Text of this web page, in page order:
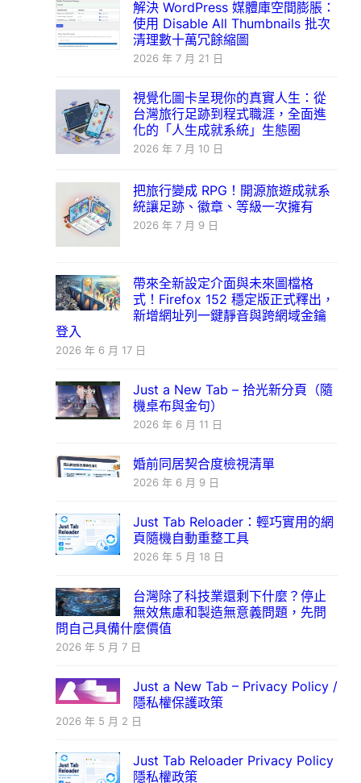
解決 WordPress 媒體庫空間膨脹：
使用 Disable All Thumbnails 批次
清理數十萬冗餘縮圖
2026 年 7 月 21 日
視覺化圖卡呈現你的真實人生：從
台灣旅行足跡到程式職涯，全面進
化的「人生成就系統」生態圈
2026 年 7 月 10 日
把旅行變成 RPG！開源旅遊成就系
統讓足跡、徽章、等級一次擁有
2026 年 7 月 9 日
帶來全新設定介面與未來圖檔格
式！Firefox 152 穩定版正式釋出，
新增網址列一鍵靜音與跨網域金鑰
登入
2026 年 6 月 17 日
Just a New Tab – 拾光新分頁（隨
機桌布與金句）
2026 年 6 月 11 日
婚前同居契合度檢視清單
2026 年 6 月 9 日
Just Tab Reloader：輕巧實用的網
頁隨機自動重整工具
2026 年 5 月 18 日
台灣除了科技業還剩下什麼？停止
無效焦慮和製造無意義問題，先問
問自己具備什麼價值
2026 年 5 月 7 日
Just a New Tab – Privacy Policy /
隱私權保護政策
2026 年 5 月 2 日
Just Tab Reloader Privacy Policy
隱私權政策